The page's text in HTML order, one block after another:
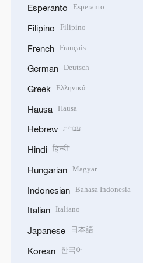
Esperanto Esperanto
Filipino Filipino
French Français
German Deutsch
Greek Ελληνικά
Hausa Hausa
Hebrew עברית
Hindi हिन्दी
Hungarian Magyar
Indonesian Bahasa Indonesia
Italian Italiano
Japanese 日本語
Korean 한국어